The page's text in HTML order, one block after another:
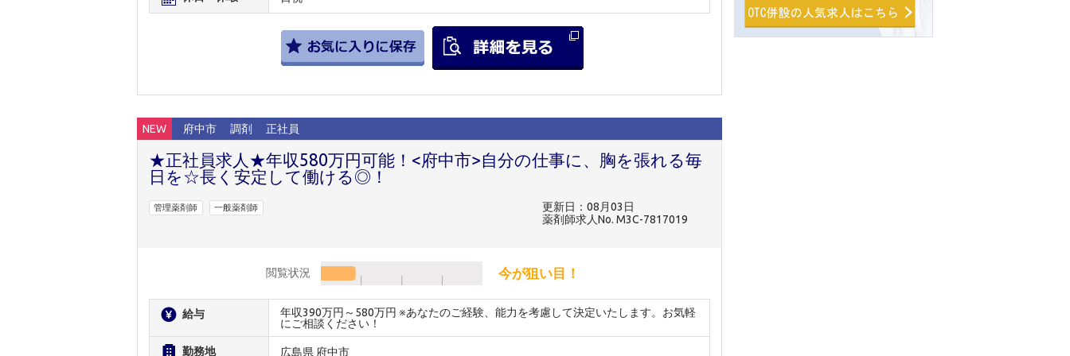
NEW 府中市 調剤 正社員
★正社員求人★年収580万円可能！<府中市>自分の仕事に、胸を張れる毎
日を☆長く安定して働ける◎！
管理薬剤師 一般薬剤師
更新日：08月03日
薬剤師求人No. M3C-7817019
閲覧状況 今が狙い目！
給与
年収390万円～580万円 ※あなたのご経験、能力を考慮して決定いたします。お気軽
にご相談ください！
勤務地 広島県 府中市